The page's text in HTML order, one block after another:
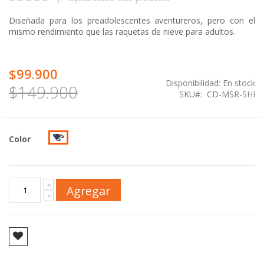
Diseñada para los preadolescentes aventureros, pero con el
mismo rendimiento que las raquetas de nieve para adultos.
$99.900
$149.900 Disponibilidad: En stock
SKU
CD-MSR-SHI
Color
Agregar